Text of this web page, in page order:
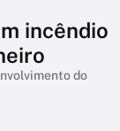
incêndio
do